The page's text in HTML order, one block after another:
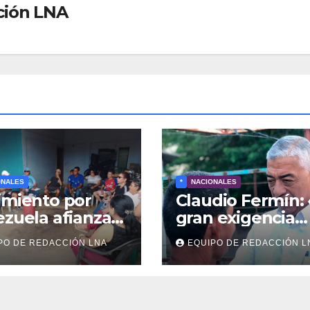
LNA
por
afianza
en La
y otras
DE REDACCIÓN LNA
* NACIONALES
Claudio Fermín:
gran exigencia
existencial es
defensa de la
soberanía»
EQUIPO DE REDACCIÓN